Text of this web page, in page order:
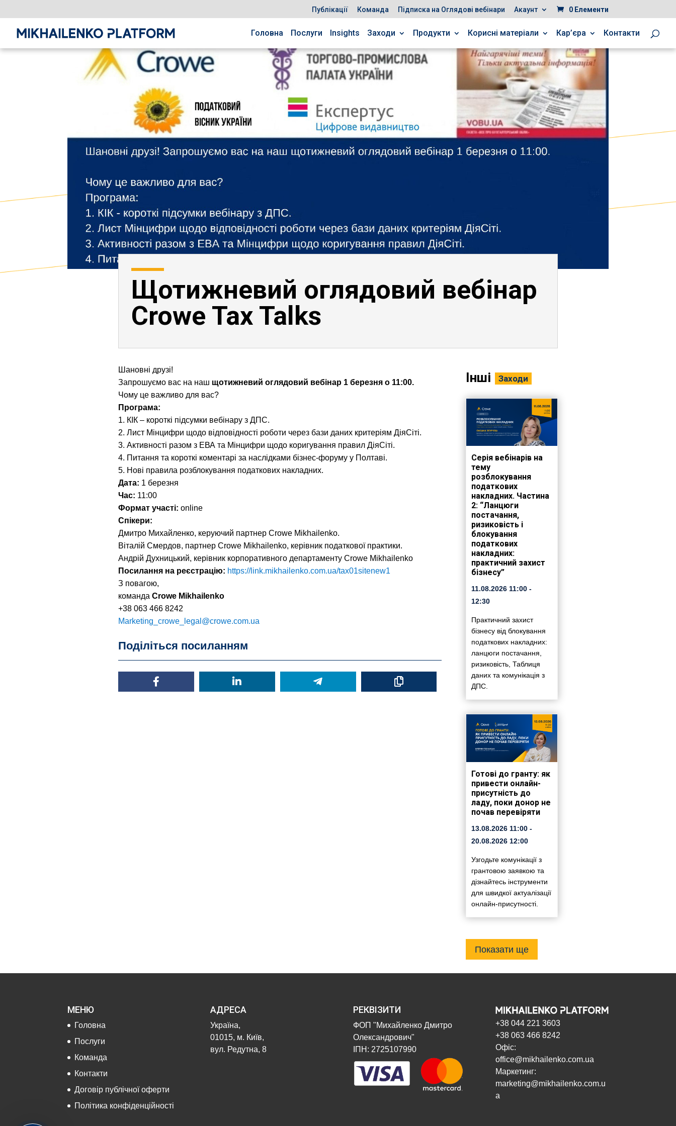
Публікації Команда Підписка на Оглядові вебінари Акаунт 0 Елементи
Головна Послуги Insights Заходи Продукти Корисні матеріали Кар’єра Контакти
Щотижневий оглядовий вебінар
Crowe Tax Talks
Шановні друзі!
Запрошуємо вас на наш щотижневий оглядовий вебінар 1 березня о 11:00.
Чому це важливо для вас?
Програма:
1. КІК – короткі підсумки вебінару з ДПС.
2. Лист Мінцифри щодо відповідності роботи через бази даних критеріям ДіяСіті.
3. Активності разом з ЕВА та Мінцифри щодо коригування правил ДіяСіті.
4. Питання та короткі коментарі за наслідками бізнес-форуму у Полтаві.
5. Нові правила розблокування податкових накладних.
Дата: 1 березня
Час: 11:00
Формат участі: onlinе
Спікери:
Дмитро Михайленко, керуючий партнер Crowe Mikhailenko.
Віталій Смердов, партнер Crowe Mikhailenko, керівник податкової практики.
Андрій Духницький, керівник корпоративного департаменту Crowe Mikhailenko
Посилання на реєстрацію: https://link.mikhailenko.com.ua/tax01sitenew1
З повагою,
командаCrowe Mikhailenko
+38 063 466 8242
Marketing_crowe_legal@crowe.com.ua
Поділіться посиланням
Інші Заходи
Серія вебінарів на
тему
розблокування
податкових
накладних. Частина
2: “Ланцюги
постачання,
ризиковість і
блокування
податкових
накладних:
практичний захист
бізнесу”
11.08.2026 11:00 -
12:30
Практичний захист
бізнесу від блокування
податкових накладних:
ланцюги постачання,
ризиковість, Таблиця
даних та комунікація з
ДПС.
Готові до гранту: як
привести онлайн-
присутність до
ладу, поки донор не
почав перевіряти
13.08.2026 11:00 -
20.08.2026 12:00
Узгодьте комунікації з
грантовою заявкою та
дізнайтесь інструменти
для швидкої актуалізації
онлайн-присутності.
Показати ще
МЕНЮ
Головна
Послуги
Команда
Контакти
Договір публічної оферти
Політика конфіденційності
АДРЕСА
Україна,
01015, м. Київ,
вул. Редутна, 8
РЕКВІЗИТИ
ФОП "Михайленко Дмитро
Олександрович"
ІПН: 2725107990
+38 044 221 3603
+38 063 466 8242
Офіс:
office@mikhailenko.com.ua
Маркетинг:
marketing@mikhailenko.com.u
a